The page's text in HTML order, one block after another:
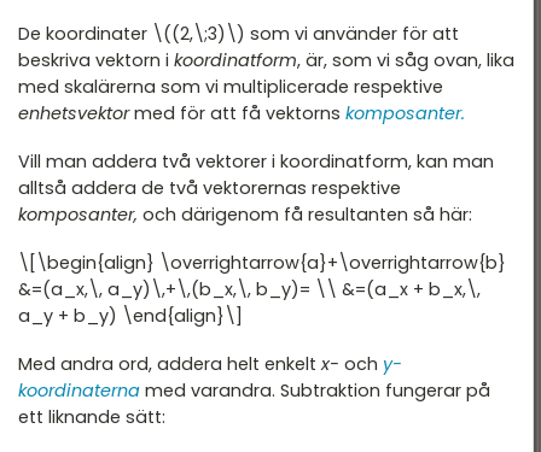
De koordinater \((2,\;3)\) som vi använder för att
beskriva vektorn i koordinatform, är, som vi såg ovan, lika
med skalärerna som vi multiplicerade respektive
enhetsvektormed för att få vektorns komposanter.
Vill man addera två vektorer i koordinatform, kan man
alltså addera de två vektorernas respektive
komposanter, och därigenom få resultanten så här:
\[\begin{align} \overrightarrow{a}+\overrightarrow{b}
&=(a_x,\, a_y)\,+\,(b_x,\, b_y)= \\ &=(a_x + b_x,\,
a_y + b_y) \end{align}\]
Med andra ord, addera helt enkeltx- och y-
koordinaterna med varandra. Subtraktion fungerar på
ett liknande sätt: